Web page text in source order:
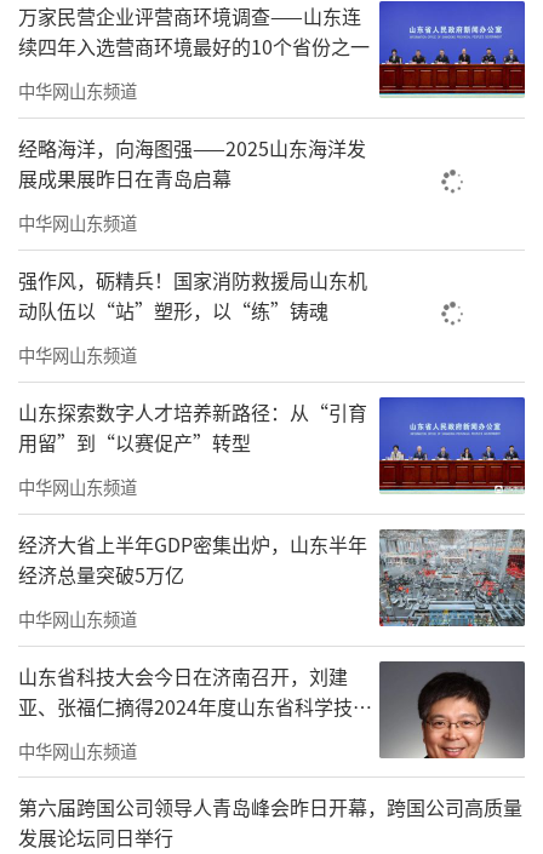
万家民营企业评营商环境调查——山东连
续四年入选营商环境最好的10个省份之一
中华网山东频道
经略海洋，向海图强——2025山东海洋发
展成果展昨日在青岛启幕
中华网山东频道
强作风，砺精兵！国家消防救援局山东机
动队伍以“站”塑形，以“练”铸魂
中华网山东频道
山东探索数字人才培养新路径：从“引育
用留”到“以赛促产”转型
中华网山东频道
经济大省上半年GDP密集出炉，山东半年
经济总量突破5万亿
中华网山东频道
山东省科技大会今日在济南召开，刘建
亚、张福仁摘得2024年度山东省科学技术
奖最高奖！
中华网山东频道
第六届跨国公司领导人青岛峰会昨日开幕，跨国公司高质量
发展论坛同日举行